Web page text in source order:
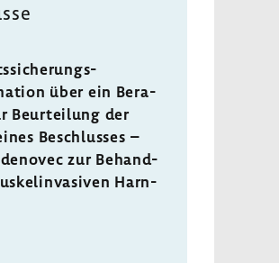
über ein Bera­
Beur­tei­lung der
Beschlusses –
zur Behand­
Harn­